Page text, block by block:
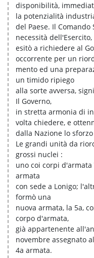
disponibilità,
la potenzialità
del Paese. Il
necessità dell'Esercito,
esitò a richiedere al
occorrente per un
mento ed una
un timido ripiego
alla sorte avversa,
Il Governo,
in stretta armonia di
volta chiedere, e
dalla Nazione lo
Le grandi unità da
grossi nuclei :
uno coi corpi d'armata
armata
con sede a Lonigo;
formò una
nuova armata, la 5a,
corpo d'armata,
già appartenente
novembre assegnato
4a armata.